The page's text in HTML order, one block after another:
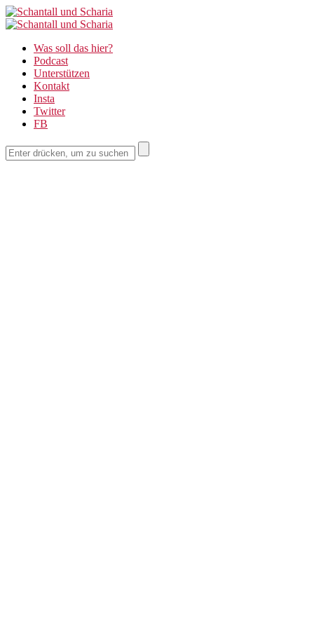
Schantall
und
Scharia
und
Scharia
Was soll das hier?
Podcast
Unterstützen
Kontakt
Insta
Twitter
FB